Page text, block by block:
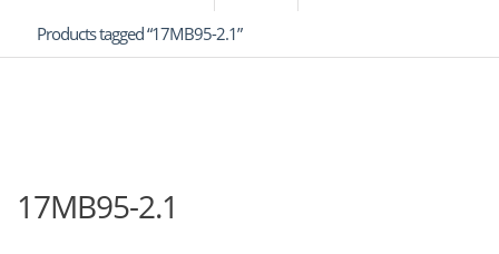
Products tagged “17MB95-2.1”
17MB95-2.1